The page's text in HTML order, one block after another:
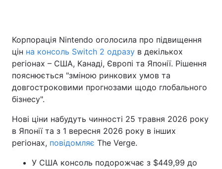
Корпорація Nintendo оголосила про підвищення
цін на консоль Switch 2 одразу в декількох
регіонах – США, Канаді, Європі та Японії. Рішення
пояснюється "зміною ринкових умов та
довгостроковими прогнозами щодо глобального
бізнесу".
Нові ціни набудуть чинності 25 травня 2026 року
в Японії та з 1 вересня 2026 року в інших
регіонах, повідомляє The Verge.
У США консоль подорожчає з $449,99 до